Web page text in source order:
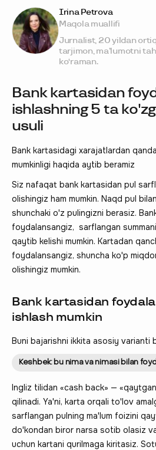
Bank kartasidan
ishlashning 5 ta
usuli
Bank kartasidagi xarajatlardan
mumkinligi haqida aytib beramiz
Siz nafaqat bank kartasidan pul
olishingiz ham mumkin. Naqd pul
shunchaki o'z pulingizni berasiz.
foydalansangiz, sarflangan
qaytib kelishi mumkin. Kartadan
foydalansangiz, shuncha ko'p
olishingiz mumkin.
Bank kartasidan
ishlash mumkin
Buni bajarishni ikkita asosiy varianti
Keshbek: bu nima va nimasi bilan
Ingliz tilidan «cash back» —
qilinadi. Ya'ni, karta orqali to'lov
sarflangan pulning ma'lum foizini
do'kondan biror narsa sotib olasiz
uchun kartani qurilmaga kiritasiz.
Irina Petrova
Maqola muallifi
Jurnalist, 20 yildan
tarjimon, ma’lumotni
ko‘raman.